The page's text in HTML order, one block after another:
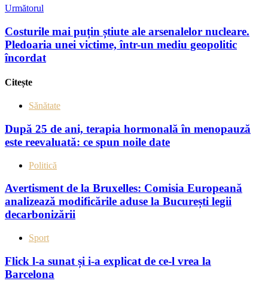
Următorul
Costurile mai puțin știute ale arsenalelor nucleare.
Pledoaria unei victime, într-un mediu geopolitic
încordat
Citește
Sănătate
După 25 de ani, terapia hormonală în menopauză
este reevaluată: ce spun noile date
Politică
Avertisment de la Bruxelles: Comisia Europeană
analizează modificările aduse la București legii
decarbonizării
Sport
Flick l-a sunat și i-a explicat de ce-l vrea la
Barcelona